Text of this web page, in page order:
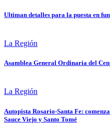
Ultiman detalles para la puesta en
La Región
Asamblea General Ordinaria del
La Región
Autopista Rosario-Santa Fe:
Sauce Viejo y Santo Tomé